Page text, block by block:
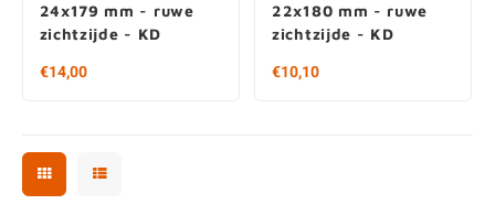
24x179 mm - ruwe
zichtzijde - KD
€14,00
22x180 mm - ruwe
zichtzijde - KD
€10,10